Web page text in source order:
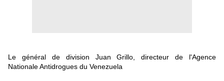
Le général de division Juan Grillo, directeur de l'Agence
Nationale Antidrogues du Venezuela